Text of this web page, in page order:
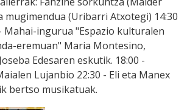
mugimendua (Uribarri Atxotegi) 14:30
Mahai-ingurua "Espazio kulturalen
eremuan" Maria Montesino,
Edesaren eskutik. 18:00 -
Lujanbio 22:30 - Eli eta Manex
bertso musikatuak.